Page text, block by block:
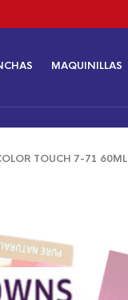
MAQUINILLAS
TOUCH 7-71 60ML